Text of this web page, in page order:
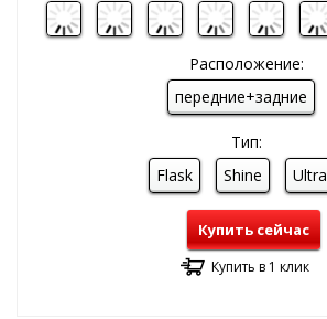
Расположение:
передние+задние
Тип:
Flask
Shine Ultra
Купить сейчас
Купить в 1 клик